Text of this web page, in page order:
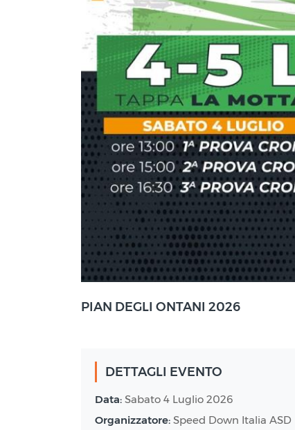
PIAN DEGLI ONTANI 2026
DETTAGLI EVENTO
Data: Sabato 4 Luglio 2026
Organizzatore: Speed Down Italia ASD